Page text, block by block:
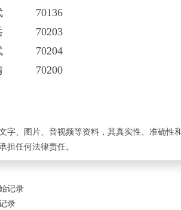
字、图片、音视频等资料，其真实性、准确性
担任何法律责任。
记录
录